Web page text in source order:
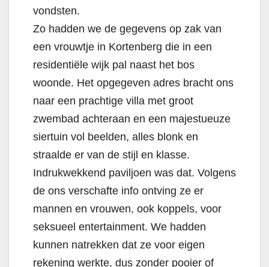
vondsten.
Zo hadden we de gegevens op zak van
een vrouwtje in Kortenberg die in een
residentiële wijk pal naast het bos
woonde. Het opgegeven adres bracht ons
naar een prachtige villa met groot
zwembad achteraan en een majestueuze
siertuin vol beelden, alles blonk en
straalde er van de stijl en klasse.
Indrukwekkend paviljoen was dat. Volgens
de ons verschafte info ontving ze er
mannen en vrouwen, ook koppels, voor
seksueel entertainment. We hadden
kunnen natrekken dat ze voor eigen
rekening werkte, dus zonder pooier of